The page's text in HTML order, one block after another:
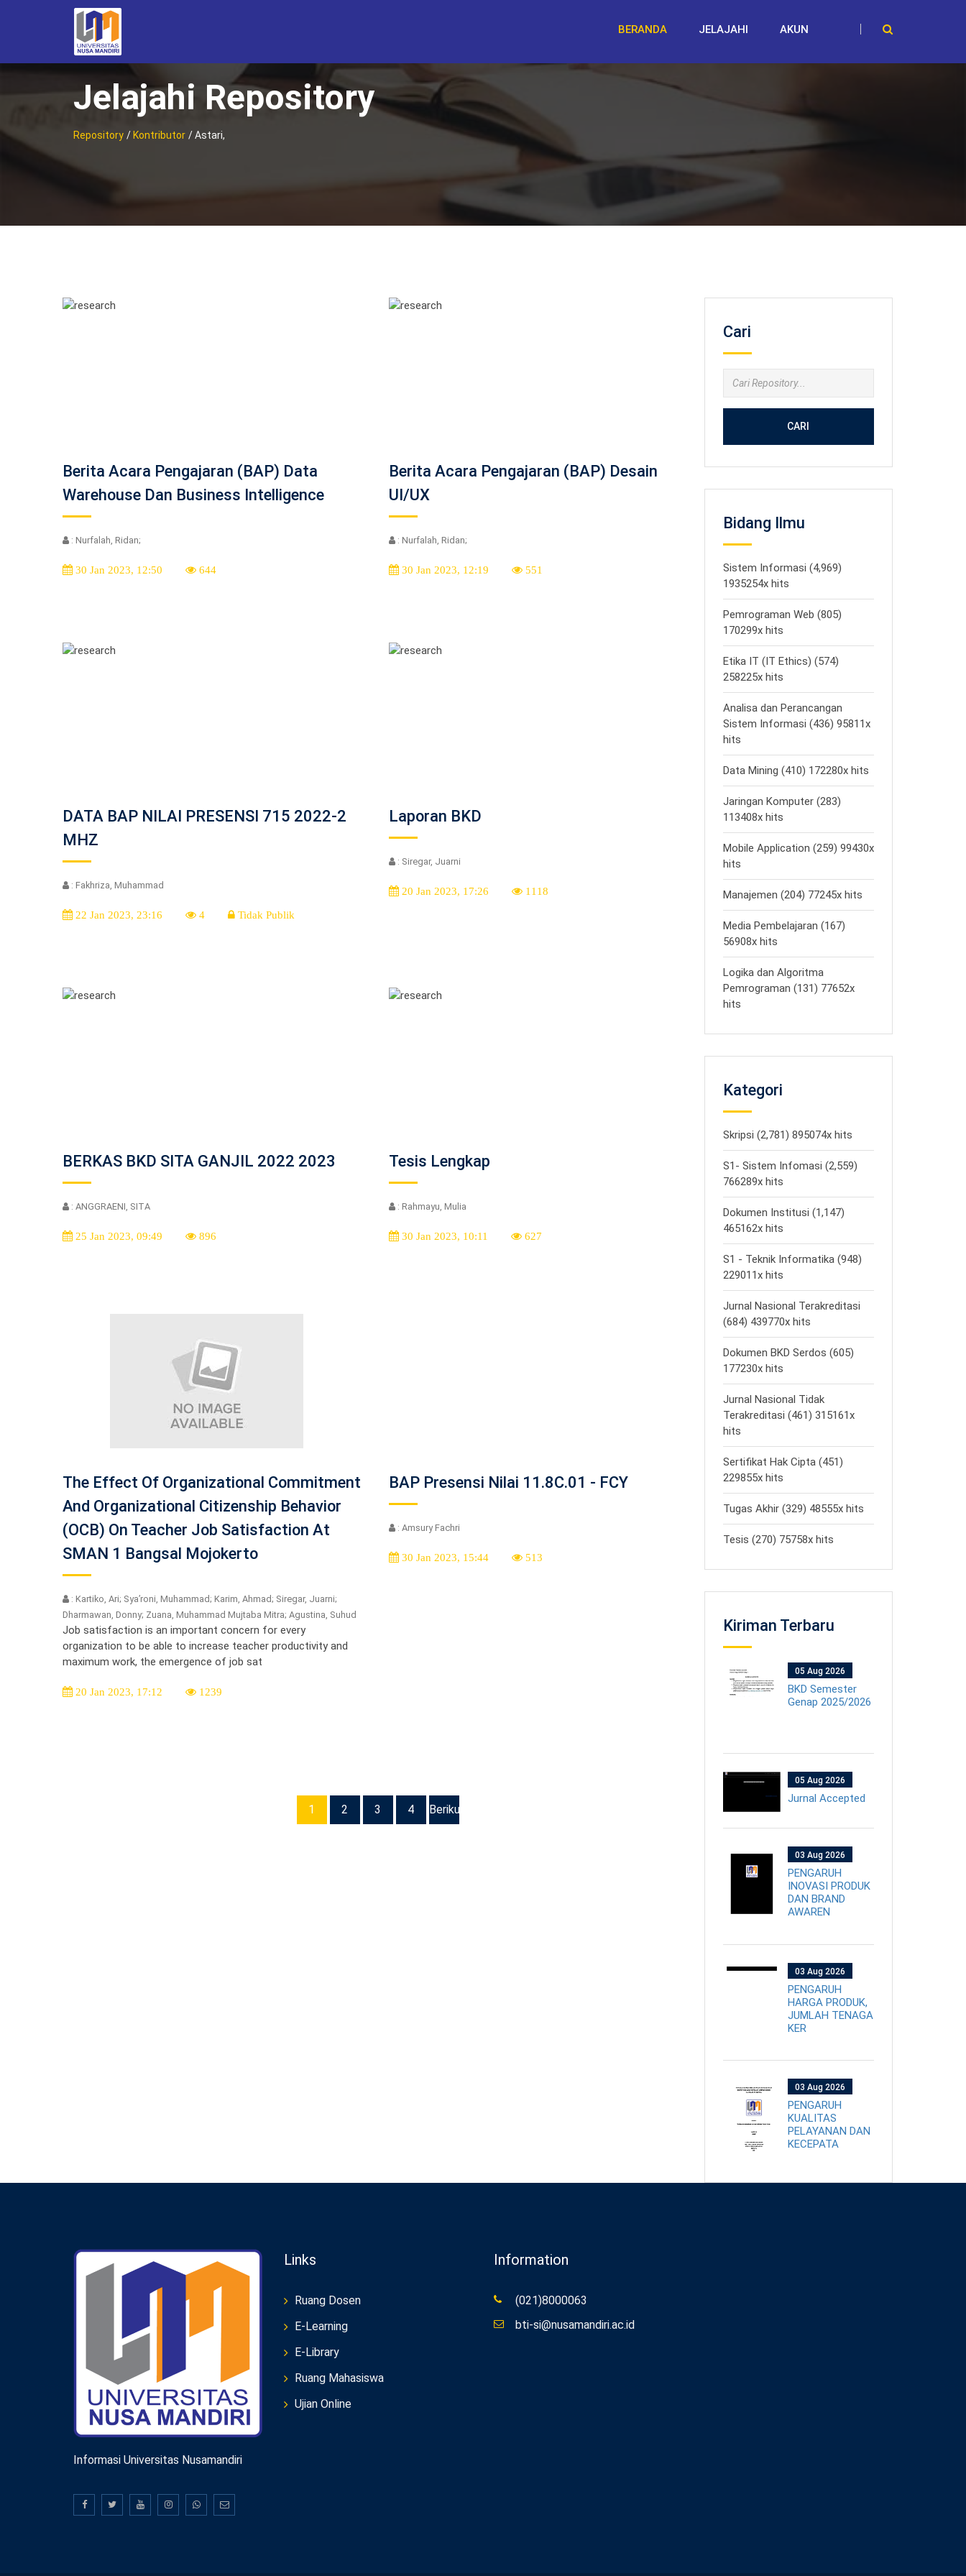
BERANDA JELAJAHI AKUN
Jelajahi Repository
Repository / Kontributor / Astari,
Berita Acara Pengajaran (BAP) Data
Warehouse Dan Business Intelligence
: Nurfalah, Ridan;
30 Jan 2023, 12:50 644
Berita Acara Pengajaran (BAP) Desain
UI/UX
: Nurfalah, Ridan;
30 Jan 2023, 12:19 551
DATA BAP NILAI PRESENSI 715 2022-2
MHZ
: Fakhriza, Muhammad
22 Jan 2023, 23:16 4 Tidak Publik
Laporan BKD
: Siregar, Juarni
20 Jan 2023, 17:26 1118
BERKAS BKD SITA GANJIL 2022 2023
: ANGGRAENI, SITA
25 Jan 2023, 09:49 896
Tesis Lengkap
: Rahmayu, Mulia
30 Jan 2023, 10:11 627
The Effect Of Organizational Commitment
And Organizational Citizenship Behavior
(OCB) On Teacher Job Satisfaction At
SMAN 1 Bangsal Mojokerto
: Kartiko, Ari; Sya’roni, Muhammad; Karim, Ahmad; Siregar, Juarni;
Dharmawan, Donny; Zuana, Muhammad Mujtaba Mitra; Agustina, Suhud
Job satisfaction is an important concern for every
organization to be able to increase teacher productivity and
maximum work, the emergence of job sat
20 Jan 2023, 17:12 1239
BAP Presensi Nilai 11.8C.01 - FCY
: Amsury Fachri
30 Jan 2023, 15:44 513
1 2 3 4 Berikutnya
Cari
CARI
Bidang Ilmu
Sistem Informasi (4,969)
1935254x hits
Pemrograman Web (805)
170299x hits
Etika IT (IT Ethics) (574)
258225x hits
Analisa dan Perancangan
Sistem Informasi (436) 95811x
hits
Data Mining (410) 172280x hits
Jaringan Komputer (283)
113408x hits
Mobile Application (259) 99430x
hits
Manajemen (204) 77245x hits
Media Pembelajaran (167)
56908x hits
Logika dan Algoritma
Pemrograman (131) 77652x
hits
Kategori
Skripsi (2,781) 895074x hits
S1- Sistem Infomasi (2,559)
766289x hits
Dokumen Institusi (1,147)
465162x hits
S1 - Teknik Informatika (948)
229011x hits
Jurnal Nasional Terakreditasi
(684) 439770x hits
Dokumen BKD Serdos (605)
177230x hits
Jurnal Nasional Tidak
Terakreditasi (461) 315161x
hits
Sertifikat Hak Cipta (451)
229855x hits
Tugas Akhir (329) 48555x hits
Tesis (270) 75758x hits
Kiriman Terbaru
05 Aug 2026
BKD Semester
Genap 2025/2026
05 Aug 2026
Jurnal Accepted
03 Aug 2026
PENGARUH
INOVASI PRODUK
DAN BRAND
AWAREN
03 Aug 2026
PENGARUH
HARGA PRODUK,
JUMLAH TENAGA
KER
03 Aug 2026
PENGARUH
KUALITAS
PELAYANAN DAN
KECEPATA
Informasi Universitas Nusamandiri
Links
Ruang Dosen
E-Learning
E-Library
Ruang Mahasiswa
Ujian Online
Information
(021)8000063
bti-si@nusamandiri.ac.id